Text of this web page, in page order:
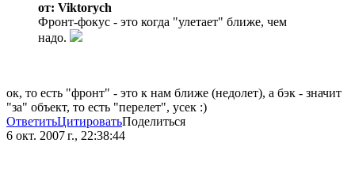
от: Viktorych
Фронт-фокус - это когда "улетает" ближе, чем
надо.
ок, то есть "фронт" - это к нам ближе (недолет), а бэк - значит
"за" объект, то есть "перелет", усек :)
ОтветитьЦитироватьПоделиться
6 окт. 2007 г., 22:38:44